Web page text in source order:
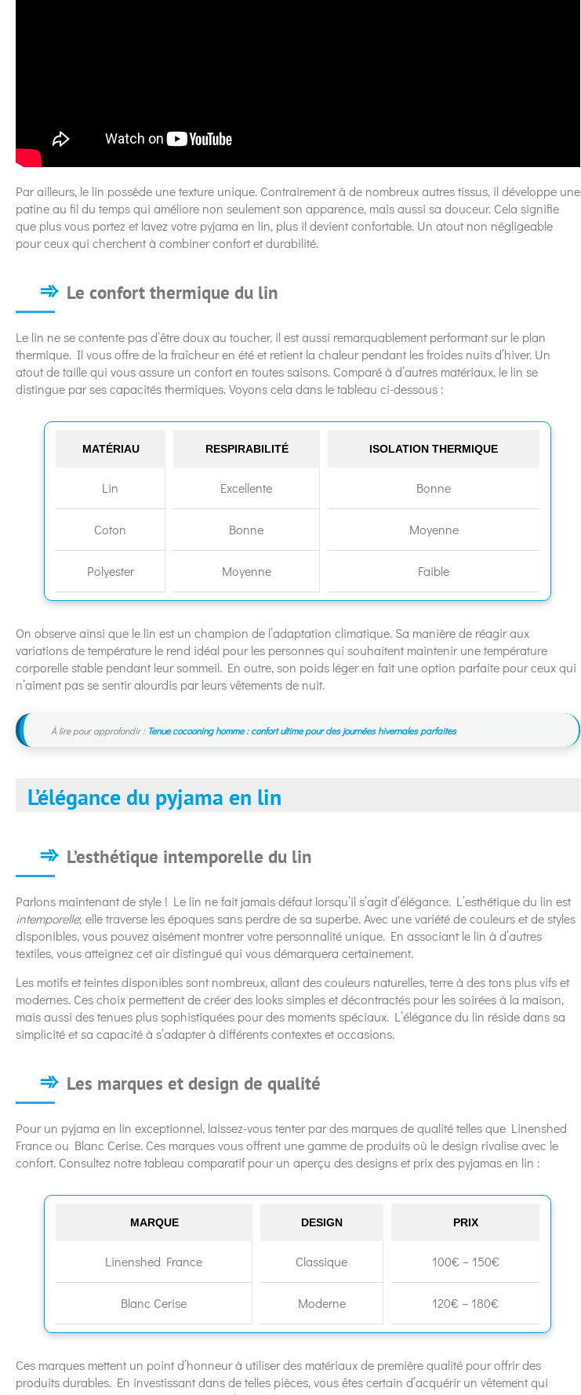
Par ailleurs, le lin possède une texture unique. Contrairement à de nombreux autres tissus, il développe une
patine au fil du temps qui améliore non seulement son apparence, mais aussi sa douceur. Cela signifie
que plus vous portez et lavez votre pyjama en lin, plus il devient confortable. Un atout non négligeable
pour ceux qui cherchent à combiner confort et durabilité.
Le confort thermique du lin
Le lin ne se contente pas d’être doux au toucher, il est aussi remarquablement performant sur le plan
thermique. Il vous offre de la fraîcheur en été et retient la chaleur pendant les froides nuits d’hiver. Un
atout de taille qui vous assure un confort en toutes saisons. Comparé à d’autres matériaux, le lin se
distingue par ses capacités thermiques. Voyons cela dans le tableau ci-dessous :
MATÉRIAU RESPIRABILITÉ ISOLATION THERMIQUE
Lin Excellente Bonne
Coton Bonne Moyenne
Polyester Moyenne Faible
On observe ainsi que le lin est un champion de l’adaptation climatique. Sa manière de réagir aux
variations de température le rend idéal pour les personnes qui souhaitent maintenir une température
corporelle stable pendant leur sommeil. En outre, son poids léger en fait une option parfaite pour ceux qui
n’aiment pas se sentir alourdis par leurs vêtements de nuit.
À lire pour approfondir : Tenue cocooning homme : confort ultime pour des journées hivernales parfaites
L’élégance du pyjama en lin
L’esthétique intemporelle du lin
Parlons maintenant de style ! Le lin ne fait jamais défaut lorsqu’il s’agit d’élégance. L’esthétique du lin est
intemporelle; elle traverse les époques sans perdre de sa superbe. Avec une variété de couleurs et de styles
disponibles, vous pouvez aisément montrer votre personnalité unique. En associant le lin à d’autres
textiles, vous atteignez cet air distingué qui vous démarquera certainement.
Les motifs et teintes disponibles sont nombreux, allant des couleurs naturelles, terre à des tons plus vifs et
modernes. Ces choix permettent de créer des looks simples et décontractés pour les soirées à la maison,
mais aussi des tenues plus sophistiquées pour des moments spéciaux. L’élégance du lin réside dans sa
simplicité et sa capacité à s’adapter à différents contextes et occasions.
Les marques et design de qualité
Pour un pyjama en lin exceptionnel, laissez-vous tenter par des marques de qualité telles que Linenshed
France ou Blanc Cerise. Ces marques vous offrent une gamme de produits où le design rivalise avec le
confort. Consultez notre tableau comparatif pour un aperçu des designs et prix des pyjamas en lin :
MARQUE DESIGN PRIX
Linenshed France Classique 100€ – 150€
Blanc Cerise Moderne 120€ – 180€
Ces marques mettent un point d’honneur à utiliser des matériaux de première qualité pour offrir des
produits durables. En investissant dans de telles pièces, vous êtes certain d’acquérir un vêtement qui